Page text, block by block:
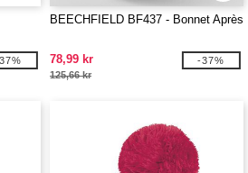
BEECHFIELD BF437 - Bonnet Après
78,99 kr
125,66 kr
-37%